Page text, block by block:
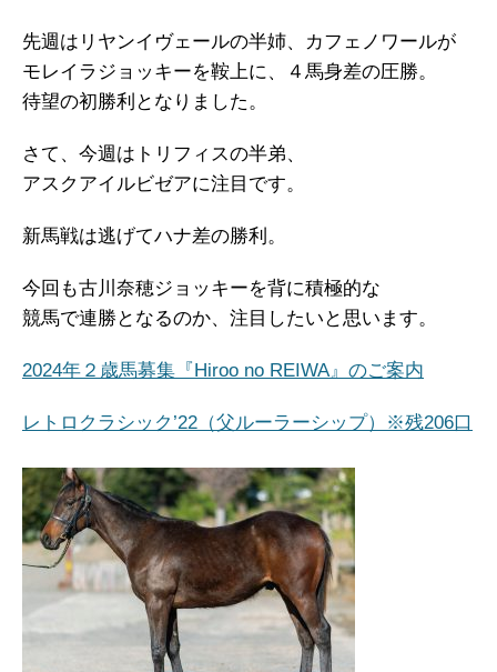
先週はリヤンイヴェールの半姉、カフェノワールが
モレイラジョッキーを鞍上に、４馬身差の圧勝。
待望の初勝利となりました。
さて、今週はトリフィスの半弟、
アスクアイルビゼアに注目です。
新馬戦は逃げてハナ差の勝利。
今回も古川奈穂ジョッキーを背に積極的な
競馬で連勝となるのか、注目したいと思います。
2024年２歳馬募集『Hiroo no REIWA』のご案内
レトロクラシック’22（父ルーラーシップ）※残206口